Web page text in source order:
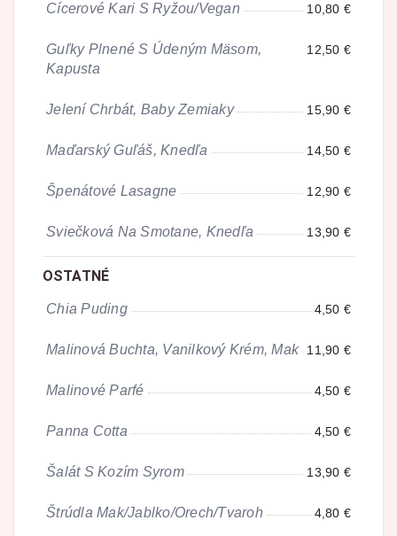
Cícerové Kari S Ryžou/Vegan 10,80 €
Guľky Plnené S Údeným Mäsom,
Kapusta
12,50 €
Jelení Chrbát, Baby Zemiaky 15,90 €
Maďarský Guľáš, Knedľa 14,50 €
Špenátové Lasagne 12,90 €
Sviečková Na Smotane, Knedľa 13,90 €
OSTATNÉ
Chia Puding 4,50 €
Malinová Buchta, Vanilkový Krém, Mak 11,90 €
Malinové Parfé 4,50 €
Panna Cotta 4,50 €
Šalát S Kozím Syrom 13,90 €
Štrúdla Mak/Jablko/Orech/Tvaroh 4,80 €